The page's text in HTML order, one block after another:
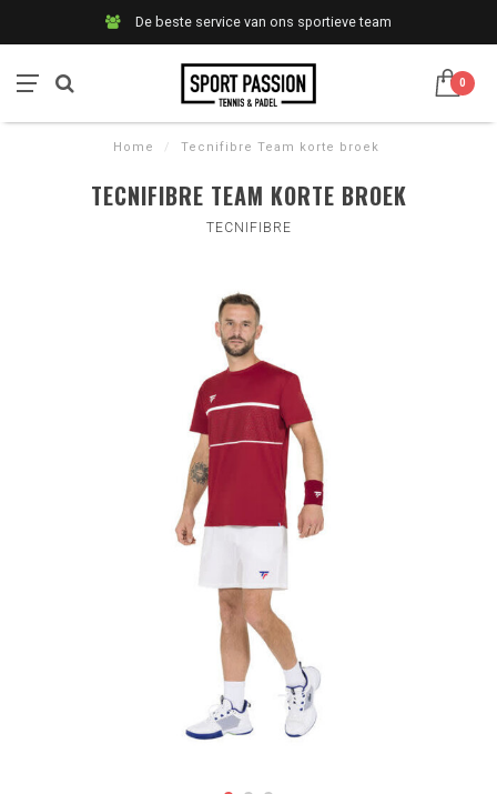
De beste service van ons sportieve team
0
Home / Tecnifibre Team korte broek
TECNIFIBRE TEAM KORTE BROEK
TECNIFIBRE